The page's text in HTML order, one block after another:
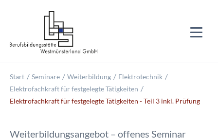
Start Seminare Weiterbildung
Elektrotechnik
Elektrofachkraft für festgelegte Tätigkeiten
Elektrofachkraft für festgelegte Tätigkeiten - Teil 3 inkl. Prüfung
Weiterbildungsangebot – offenes Seminar